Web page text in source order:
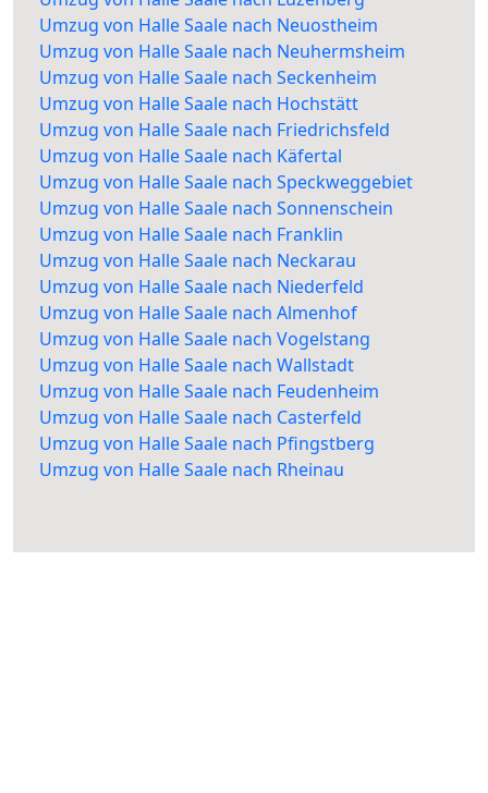
Umzug von Halle Saale nach Neuostheim
Umzug von Halle Saale nach Neuhermsheim
Umzug von Halle Saale nach Seckenheim
Umzug von Halle Saale nach Hochstätt
Umzug von Halle Saale nach Friedrichsfeld
Umzug von Halle Saale nach Käfertal
Umzug von Halle Saale nach Speckweggebiet
Umzug von Halle Saale nach Sonnenschein
Umzug von Halle Saale nach Franklin
Umzug von Halle Saale nach Neckarau
Umzug von Halle Saale nach Niederfeld
Umzug von Halle Saale nach Almenhof
Umzug von Halle Saale nach Vogelstang
Umzug von Halle Saale nach Wallstadt
Umzug von Halle Saale nach Feudenheim
Umzug von Halle Saale nach Casterfeld
Umzug von Halle Saale nach Pfingstberg
Umzug von Halle Saale nach Rheinau